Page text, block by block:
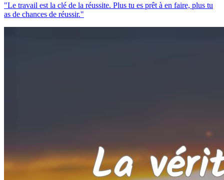
"Le travail est la clé de la réussite. Plus tu es prêt à en faire, plus tu
as de chances de réussir."